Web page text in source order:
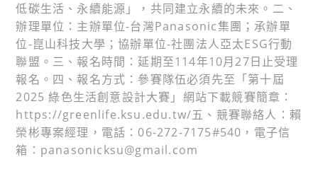
低碳生活、永續能源」，共同建立永續的未來。二、
辦理單位：主辦單位-台灣Panasonic集團；承辦單
位-崑山科技大學；協辦單位-社團法人亞太ESG行動
聯盟。三、報名時間：延期至114年10月27日止受理
報名。四、報名方式：參賽隊伍必須先至「第十屆
2025 綠色生活創意設計大賽」網站下載競賽簡章：
https://greenlife.ksu.edu.tw/五、競賽聯絡人：賴
榮彬專案經理，電話：06-272-7175#540，電子信
箱：panasonicksu@gmail.com